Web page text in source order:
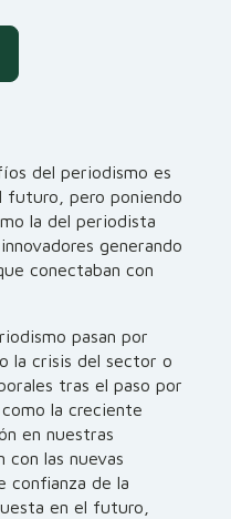
del periodismo es
futuro, pero poniendo
la del periodista
generando
conectaban con
pasan por
la crisis del sector o
tras el paso por
la creciente
en nuestras
con las nuevas
confianza de la
en el futuro,